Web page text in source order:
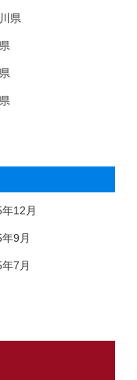
県
12月
9月
7月